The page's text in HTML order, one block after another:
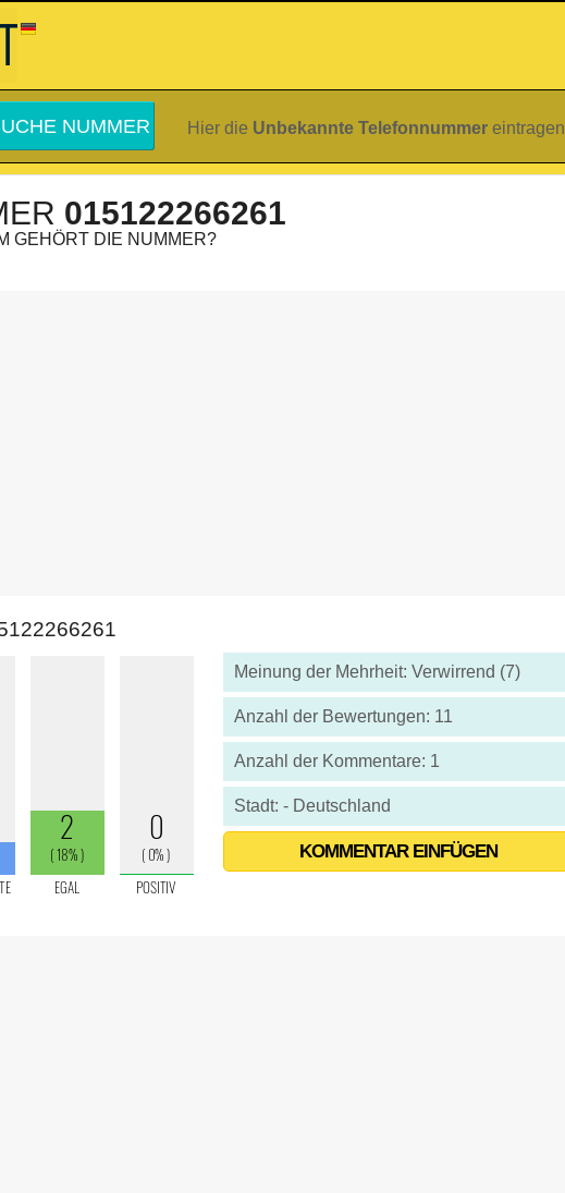
Hier die Unbekannte Telefonnummer eintragen
015122266261
GEHÖRT DIE NUMMER?
Meinung der Mehrheit: Verwirrend (7)
Anzahl der Bewertungen: 11
Anzahl der Kommentare: 1
Stadt: - Deutschland
KOMMENTAR EINFÜGEN